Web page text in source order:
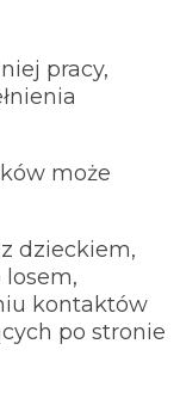
pracy,
może
dzieckiem,
kontaktów
po stronie